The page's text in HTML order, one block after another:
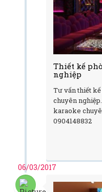
Thiết kế
nghiệp
Tư vấn thiết
chuyên
karaoke
0904148832
06/03/2017